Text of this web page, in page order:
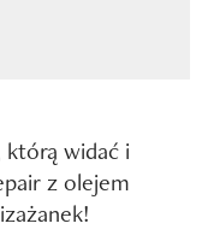
którą widać i
z olejem